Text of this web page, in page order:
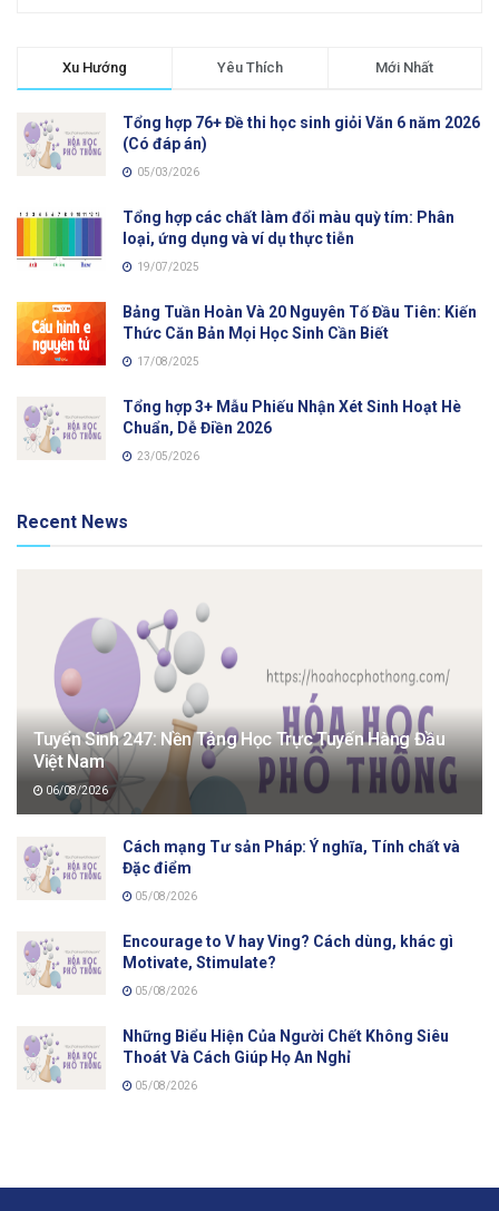
Xu Hướng Yêu Thích Mới Nhất
Tổng hợp 76+ Đề thi học sinh giỏi Văn 6 năm 2026
(Có đáp án)
05/03/2026
Tổng hợp các chất làm đổi màu quỳ tím: Phân
loại, ứng dụng và ví dụ thực tiễn
19/07/2025
Bảng Tuần Hoàn Và 20 Nguyên Tố Đầu Tiên: Kiến
Thức Căn Bản Mọi Học Sinh Cần Biết
17/08/2025
Tổng hợp 3+ Mẫu Phiếu Nhận Xét Sinh Hoạt Hè
Chuẩn, Dễ Điền 2026
23/05/2026
Recent News
Tuyển Sinh 247: Nền Tảng Học Trực Tuyến Hàng Đầu
Việt Nam
06/08/2026
Cách mạng Tư sản Pháp: Ý nghĩa, Tính chất và
Đặc điểm
05/08/2026
Encourage to V hay Ving? Cách dùng, khác gì
Motivate, Stimulate?
05/08/2026
Những Biểu Hiện Của Người Chết Không Siêu
Thoát Và Cách Giúp Họ An Nghỉ
05/08/2026